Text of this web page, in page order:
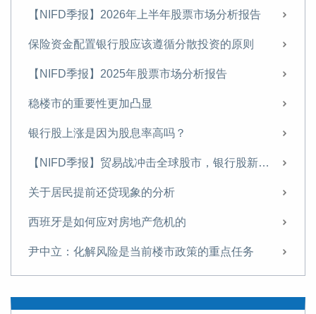
【NIFD季报】2026年上半年股票市场分析报告
保险资金配置银行股应该遵循分散投资的原则
【NIFD季报】2025年股票市场分析报告
稳楼市的重要性更加凸显
银行股上涨是因为股息率高吗？
【NIFD季报】贸易战冲击全球股市，银行股新高之后存隐忧——2025年第二季度股票市场
关于居民提前还贷现象的分析
西班牙是如何应对房地产危机的
尹中立：化解风险是当前楼市政策的重点任务
【NIFD季报】政策刺激促股市回升 重组概念股波动加大——2024年度股票市场